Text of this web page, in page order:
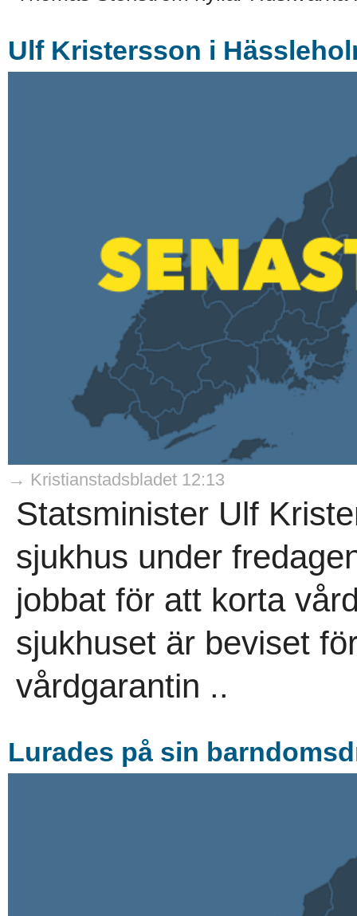
Ulf Kristersson i
→ Kristianstadsbladet 12:13
Statsminister Ulf
sjukhus under
jobbat för att korta
sjukhuset är beviset
vårdgarantin ..
Lurades på sin